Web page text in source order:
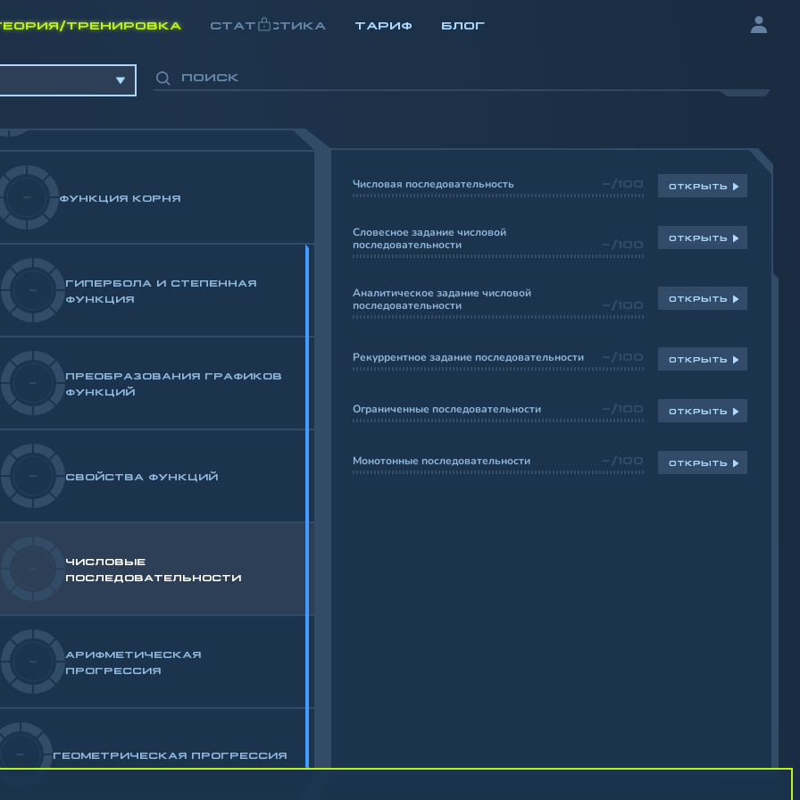
ТРЕНИРОВКА СТАТИСТИКА ТАРИФ БЛОГ
- ФУНКЦИЯ КОРНЯ
-
ГИПЕРБОЛА И СТЕПЕННАЯ
ФУНКЦИЯ
-
ПРЕОБРАЗОВАНИЯ ГРАФИКОВ
ФУНКЦИЙ
- СВОЙСТВА ФУНКЦИЙ
ЧИСЛОВЫЕ
ПОСЛЕДОВАТЕЛЬНОСТИ
-
АРИФМЕТИЧЕСКАЯ
ПРОГРЕССИЯ
- ГЕОМЕТРИЧЕСКАЯ ПРОГРЕССИЯ
Числовая последовательность -/100 ОТКРЫТЬ
Словесное задание числовой
последовательности
-/100
ОТКРЫТЬ
Аналитическое задание числовой
последовательности
-/100
ОТКРЫТЬ
Рекуррентное задание последовательности -/100 ОТКРЫТЬ
Ограниченные последовательности -/100 ОТКРЫТЬ
Монотонные последовательности -/100 ОТКРЫТЬ